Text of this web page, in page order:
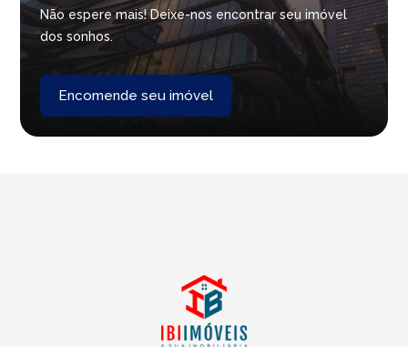
Não espere mais! Deixe-nos encontrar seu imóvel
dos sonhos.
Encomende seu imóvel